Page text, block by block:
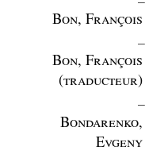
Bon, François
Bon, François
(traducteur)
Bondarenko,
Evgeny